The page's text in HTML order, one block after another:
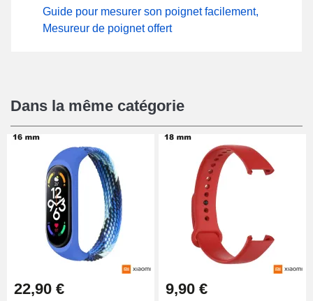
Guide pour mesurer son poignet facilement,
Mesureur de poignet offert
Dans la même catégorie
22,90 € 9,90 €